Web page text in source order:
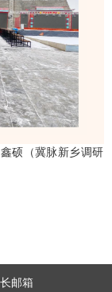
硕（冀脉新乡调研
长邮箱